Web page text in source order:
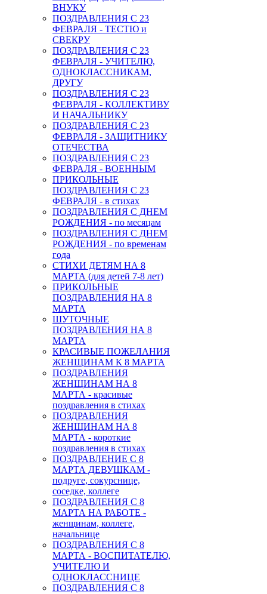
ВНУКУ
ПОЗДРАВЛЕНИЯ С 23
ФЕВРАЛЯ - ТЕСТЮ и
СВЕКРУ
ПОЗДРАВЛЕНИЯ С 23
ФЕВРАЛЯ - УЧИТЕЛЮ,
ОДНОКЛАССНИКАМ,
ДРУГУ
ПОЗДРАВЛЕНИЯ С 23
ФЕВРАЛЯ - КОЛЛЕКТИВУ
И НАЧАЛЬНИКУ
ПОЗДРАВЛЕНИЯ С 23
ФЕВРАЛЯ - ЗАЩИТНИКУ
ОТЕЧЕСТВА
ПОЗДРАВЛЕНИЯ С 23
ФЕВРАЛЯ - ВОЕННЫМ
ПРИКОЛЬНЫЕ
ПОЗДРАВЛЕНИЯ С 23
ФЕВРАЛЯ - в стихах
ПОЗДРАВЛЕНИЯ С ДНЕМ
РОЖДЕНИЯ - по месяцам
ПОЗДРАВЛЕНИЯ С ДНЕМ
РОЖДЕНИЯ - по временам
года
СТИХИ ДЕТЯМ НА 8
МАРТА (для детей 7-8 лет)
ПРИКОЛЬНЫЕ
ПОЗДРАВЛЕНИЯ НА 8
МАРТА
ШУТОЧНЫЕ
ПОЗДРАВЛЕНИЯ НА 8
МАРТА
КРАСИВЫЕ ПОЖЕЛАНИЯ
ЖЕНЩИНАМ К 8 МАРТА
ПОЗДРАВЛЕНИЯ
ЖЕНЩИНАМ НА 8
МАРТА - красивые
поздравления в стихах
ПОЗДРАВЛЕНИЯ
ЖЕНЩИНАМ НА 8
МАРТА - короткие
поздравления в стихах
ПОЗДРАВЛЕНИЕ С 8
МАРТА ДЕВУШКАМ -
подруге, сокурснице,
соседке, коллеге
ПОЗДРАВЛЕНИЯ С 8
МАРТА НА РАБОТЕ -
женщинам, коллеге,
начальнице
ПОЗДРАВЛЕНИЯ С 8
МАРТА - ВОСПИТАТЕЛЮ,
УЧИТЕЛЮ И
ОДНОКЛАССНИЦЕ
ПОЗДРАВЛЕНИЯ С 8